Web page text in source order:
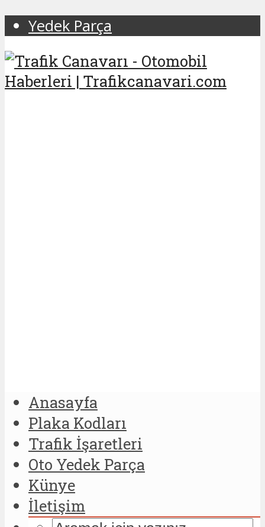
Yedek Parça
Anasayfa
Plaka Kodları
Trafik İşaretleri
Oto Yedek Parça
Künye
İletişim